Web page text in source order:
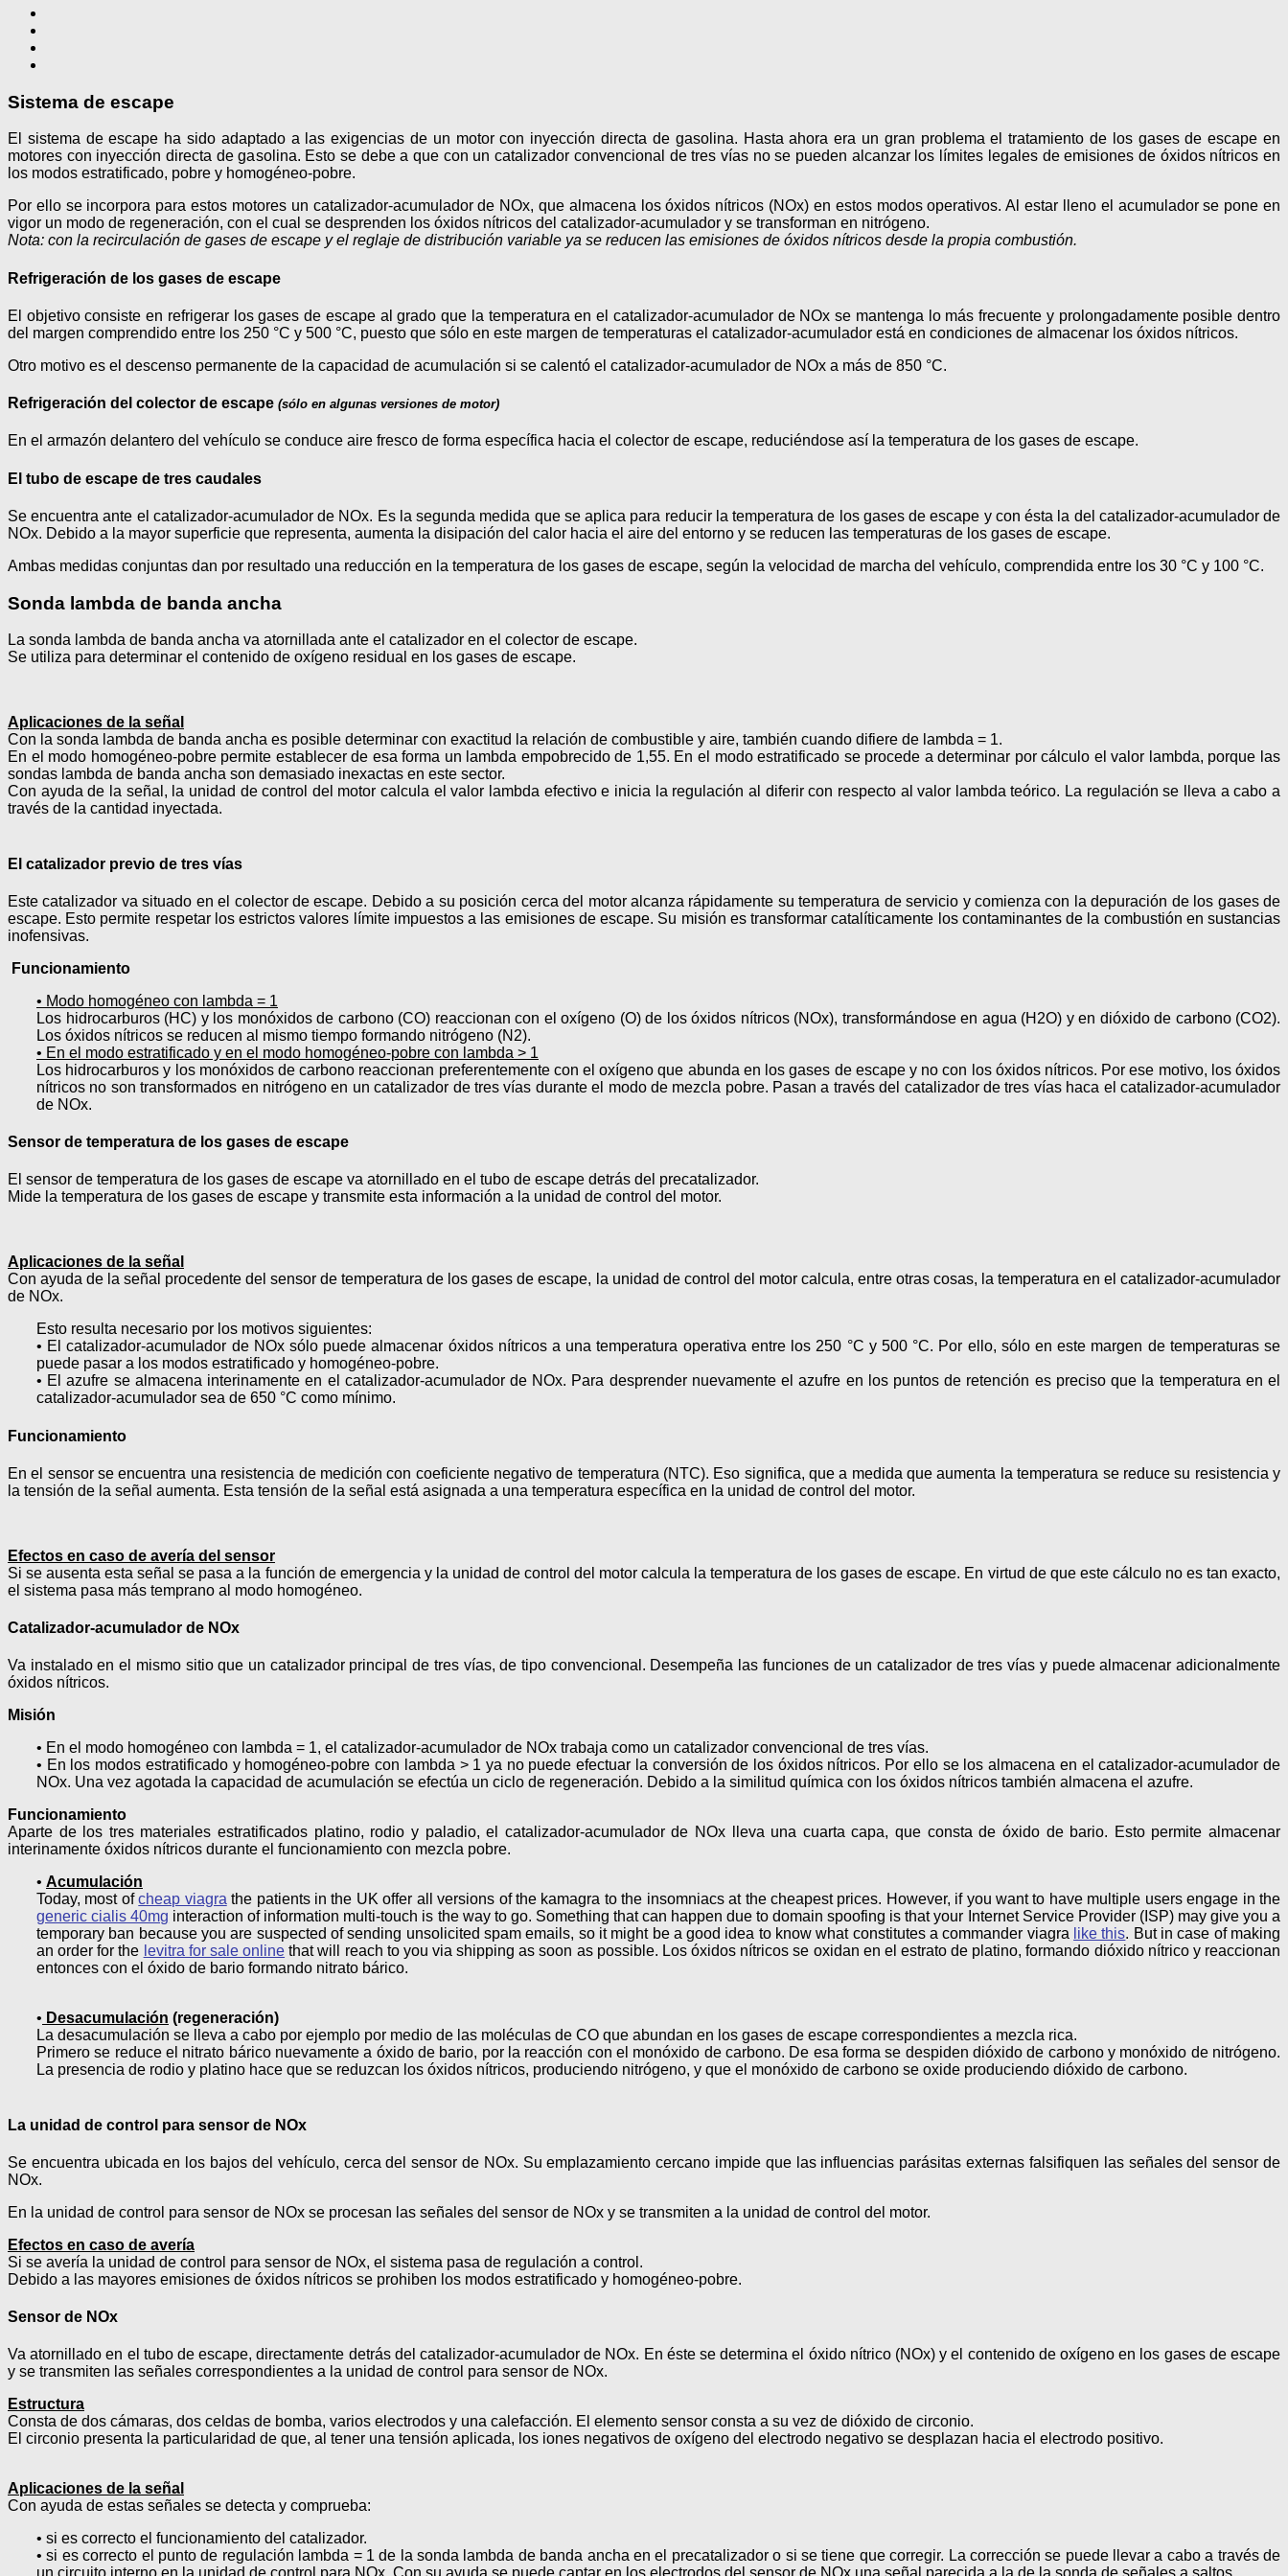
Sistema de escape
El sistema de escape ha sido adaptado a las exigencias de un motor con inyección directa de gasolina. Hasta ahora era un gran problema el tratamiento de los gases de escape en
motores con inyección directa de gasolina. Esto se debe a que con un catalizador convencional de tres vías no se pueden alcanzar los límites legales de emisiones de óxidos nítricos en
los modos estratificado, pobre y homogéneo-pobre.
Por ello se incorpora para estos motores un catalizador-acumulador de NOx, que almacena los óxidos nítricos (NOx) en estos modos operativos. Al estar lleno el acumulador se pone en
vigor un modo de regeneración, con el cual se desprenden los óxidos nítricos del catalizador-acumulador y se transforman en nitrógeno.
Nota: con la recirculación de gases de escape y el reglaje de distribución variable ya se reducen las emisiones de óxidos nítricos desde la propia combustión.
Refrigeración de los gases de escape
El objetivo consiste en refrigerar los gases de escape al grado que la temperatura en el catalizador-acumulador de NOx se mantenga lo más frecuente y prolongadamente posible dentro
del margen comprendido entre los 250 °C y 500 °C, puesto que sólo en este margen de temperaturas el catalizador-acumulador está en condiciones de almacenar los óxidos nítricos.
Otro motivo es el descenso permanente de la capacidad de acumulación si se calentó el catalizador-acumulador de NOx a más de 850 °C.
Refrigeración del colector de escape (sólo en algunas versiones de motor)
En el armazón delantero del vehículo se conduce aire fresco de forma específica hacia el colector de escape, reduciéndose así la temperatura de los gases de escape.
El tubo de escape de tres caudales
Se encuentra ante el catalizador-acumulador de NOx. Es la segunda medida que se aplica para reducir la temperatura de los gases de escape y con ésta la del catalizador-acumulador de
NOx. Debido a la mayor superficie que representa, aumenta la disipación del calor hacia el aire del entorno y se reducen las temperaturas de los gases de escape.
Ambas medidas conjuntas dan por resultado una reducción en la temperatura de los gases de escape, según la velocidad de marcha del vehículo, comprendida entre los 30 °C y 100 °C.
Sonda lambda de banda ancha
La sonda lambda de banda ancha va atornillada ante el catalizador en el colector de escape.
Se utiliza para determinar el contenido de oxígeno residual en los gases de escape.
Aplicaciones de la señal
Con la sonda lambda de banda ancha es posible determinar con exactitud la relación de combustible y aire, también cuando difiere de lambda = 1.
En el modo homogéneo-pobre permite establecer de esa forma un lambda empobrecido de 1,55. En el modo estratificado se procede a determinar por cálculo el valor lambda, porque las
sondas lambda de banda ancha son demasiado inexactas en este sector.
Con ayuda de la señal, la unidad de control del motor calcula el valor lambda efectivo e inicia la regulación al diferir con respecto al valor lambda teórico. La regulación se lleva a cabo a
través de la cantidad inyectada.
El catalizador previo de tres vías
Este catalizador va situado en el colector de escape. Debido a su posición cerca del motor alcanza rápidamente su temperatura de servicio y comienza con la depuración de los gases de
escape. Esto permite respetar los estrictos valores límite impuestos a las emisiones de escape. Su misión es transformar catalíticamente los contaminantes de la combustión en sustancias
inofensivas.
Funcionamiento
• Modo homogéneo con lambda = 1
Los hidrocarburos (HC) y los monóxidos de carbono (CO) reaccionan con el oxígeno (O) de los óxidos nítricos (NOx), transformándose en agua (H2O) y en dióxido de carbono (CO2).
Los óxidos nítricos se reducen al mismo tiempo formando nitrógeno (N2).
• En el modo estratificado y en el modo homogéneo-pobre con lambda > 1
Los hidrocarburos y los monóxidos de carbono reaccionan preferentemente con el oxígeno que abunda en los gases de escape y no con los óxidos nítricos. Por ese motivo, los óxidos
nítricos no son transformados en nitrógeno en un catalizador de tres vías durante el modo de mezcla pobre. Pasan a través del catalizador de tres vías haca el catalizador-acumulador
de NOx.
Sensor de temperatura de los gases de escape
El sensor de temperatura de los gases de escape va atornillado en el tubo de escape detrás del precatalizador.
Mide la temperatura de los gases de escape y transmite esta información a la unidad de control del motor.
Aplicaciones de la señal
Con ayuda de la señal procedente del sensor de temperatura de los gases de escape, la unidad de control del motor calcula, entre otras cosas, la temperatura en el catalizador-acumulador
de NOx.
Esto resulta necesario por los motivos siguientes:
• El catalizador-acumulador de NOx sólo puede almacenar óxidos nítricos a una temperatura operativa entre los 250 °C y 500 °C. Por ello, sólo en este margen de temperaturas se
puede pasar a los modos estratificado y homogéneo-pobre.
• El azufre se almacena interinamente en el catalizador-acumulador de NOx. Para desprender nuevamente el azufre en los puntos de retención es preciso que la temperatura en el
catalizador-acumulador sea de 650 °C como mínimo.
Funcionamiento
En el sensor se encuentra una resistencia de medición con coeficiente negativo de temperatura (NTC). Eso significa, que a medida que aumenta la temperatura se reduce su resistencia y
la tensión de la señal aumenta. Esta tensión de la señal está asignada a una temperatura específica en la unidad de control del motor.
Efectos en caso de avería del sensor
Si se ausenta esta señal se pasa a la función de emergencia y la unidad de control del motor calcula la temperatura de los gases de escape. En virtud de que este cálculo no es tan exacto,
el sistema pasa más temprano al modo homogéneo.
Catalizador-acumulador de NOx
Va instalado en el mismo sitio que un catalizador principal de tres vías, de tipo convencional. Desempeña las funciones de un catalizador de tres vías y puede almacenar adicionalmente
óxidos nítricos.
Misión
• En el modo homogéneo con lambda = 1, el catalizador-acumulador de NOx trabaja como un catalizador convencional de tres vías.
• En los modos estratificado y homogéneo-pobre con lambda > 1 ya no puede efectuar la conversión de los óxidos nítricos. Por ello se los almacena en el catalizador-acumulador de
NOx. Una vez agotada la capacidad de acumulación se efectúa un ciclo de regeneración. Debido a la similitud química con los óxidos nítricos también almacena el azufre.
Funcionamiento
Aparte de los tres materiales estratificados platino, rodio y paladio, el catalizador-acumulador de NOx lleva una cuarta capa, que consta de óxido de bario. Esto permite almacenar
interinamente óxidos nítricos durante el funcionamiento con mezcla pobre.
• Acumulación
Today, most ofcheap viagrathe patients in the UK offer all versions of the kamagra to the insomniacs at the cheapest prices. However, if you want to have multiple users engage in the
generic cialis 40mg interaction of information multi-touch is the way to go. Something that can happen due to domain spoofing is that your Internet Service Provider (ISP) may give you a
temporary ban because you are suspected of sending unsolicited spam emails, so it might be a good idea to know what constitutes a commander viagra like this. But in case of making
an order for the levitra for sale online that will reach to you via shipping as soon as possible. Los óxidos nítricos se oxidan en el estrato de platino, formando dióxido nítrico y reaccionan
entonces con el óxido de bario formando nitrato bárico.
• Desacumulación (regeneración)
La desacumulación se lleva a cabo por ejemplo por medio de las moléculas de CO que abundan en los gases de escape correspondientes a mezcla rica.
Primero se reduce el nitrato bárico nuevamente a óxido de bario, por la reacción con el monóxido de carbono. De esa forma se despiden dióxido de carbono y monóxido de nitrógeno.
La presencia de rodio y platino hace que se reduzcan los óxidos nítricos, produciendo nitrógeno, y que el monóxido de carbono se oxide produciendo dióxido de carbono.
La unidad de control para sensor de NOx
Se encuentra ubicada en los bajos del vehículo, cerca del sensor de NOx. Su emplazamiento cercano impide que las influencias parásitas externas falsifiquen las señales del sensor de
NOx.
En la unidad de control para sensor de NOx se procesan las señales del sensor de NOx y se transmiten a la unidad de control del motor.
Efectos en caso de avería
Si se avería la unidad de control para sensor de NOx, el sistema pasa de regulación a control.
Debido a las mayores emisiones de óxidos nítricos se prohiben los modos estratificado y homogéneo-pobre.
Sensor de NOx
Va atornillado en el tubo de escape, directamente detrás del catalizador-acumulador de NOx. En éste se determina el óxido nítrico (NOx) y el contenido de oxígeno en los gases de escape
y se transmiten las señales correspondientes a la unidad de control para sensor de NOx.
Estructura
Consta de dos cámaras, dos celdas de bomba, varios electrodos y una calefacción. El elemento sensor consta a su vez de dióxido de circonio.
El circonio presenta la particularidad de que, al tener una tensión aplicada, los iones negativos de oxígeno del electrodo negativo se desplazan hacia el electrodo positivo.
Aplicaciones de la señal
Con ayuda de estas señales se detecta y comprueba:
• si es correcto el funcionamiento del catalizador.
• si es correcto el punto de regulación lambda = 1 de la sonda lambda de banda ancha en el precatalizador o si se tiene que corregir. La corrección se puede llevar a cabo a través de